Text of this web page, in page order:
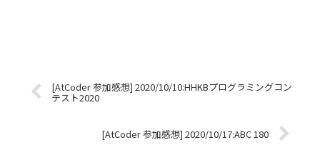
[AtCoder 参加感想] 2020/10/10:HHKBプログラミングコン
テスト2020
[AtCoder 参加感想] 2020/10/17:ABC 180